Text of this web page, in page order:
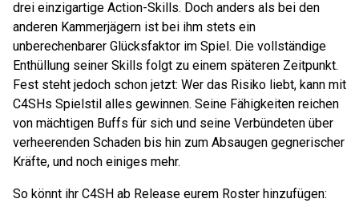
drei einzigartige Action-Skills. Doch anders als bei den
anderen Kammerjägern ist bei ihm stets ein
unberechenbarer Glücksfaktor im Spiel. Die vollständige
Enthüllung seiner Skills folgt zu einem späteren Zeitpunkt.
Fest steht jedoch schon jetzt: Wer das Risiko liebt, kann mit
C4SHs Spielstil alles gewinnen. Seine Fähigkeiten reichen
von mächtigen Buffs für sich und seine Verbündeten über
verheerenden Schaden bis hin zum Absaugen gegnerischer
Kräfte, und noch einiges mehr.
So könnt ihr C4SH ab Release eurem Roster hinzufügen: